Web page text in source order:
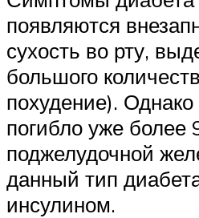
появляются
сухость во рту,
большого
похудение).
погибло уже более
поджелудочной
данный тип
инсулином.